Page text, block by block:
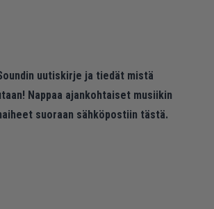
uutiskirje ja tiedät mistä
Nappaa ajankohtaiset musiikin
suoraan sähköpostiin tästä.